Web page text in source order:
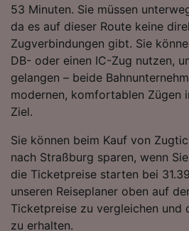
53 Minuten. Sie müssen
da es auf dieser Route keine
Zugverbindungen gibt. Sie
DB- oder einen IC-Zug nutzen,
gelangen – beide
modernen, komfortablen Zügen
Ziel.
Sie können beim Kauf von
nach Straßburg sparen, wenn
die Ticketpreise starten bei
unseren Reiseplaner oben auf
Ticketpreise zu vergleichen und
zu erhalten.
Folgendes bereitzustellen:
Verwendung genauer
Endgeräteeigenschaften
aktiv abfragen. Speichern
Informationen auf einem
Personalisierte Werbung
von Werbeleistung und der
Angeboten.
Liste der Partner